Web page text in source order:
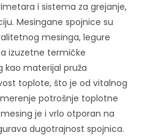
i sistema za grejanje,
Mesingane spojnice su
mesinga, legure
izuzetne termičke
kao materijal pruža
toplote, što je od vitalnog
potrošnje toplotne
je i vrlo otporan na
dugotrajnost spojnica.